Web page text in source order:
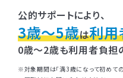
公的サポートにより、
3歳～5歳は利用
0歳～2歳も利用者負担
対象期間は「満3歳になって初めて